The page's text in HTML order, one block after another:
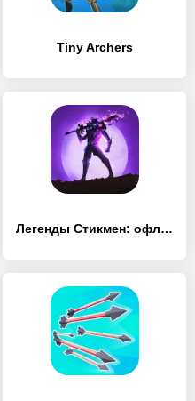
Tiny Archers
Легенды Стикмен: офлайн игры Premium